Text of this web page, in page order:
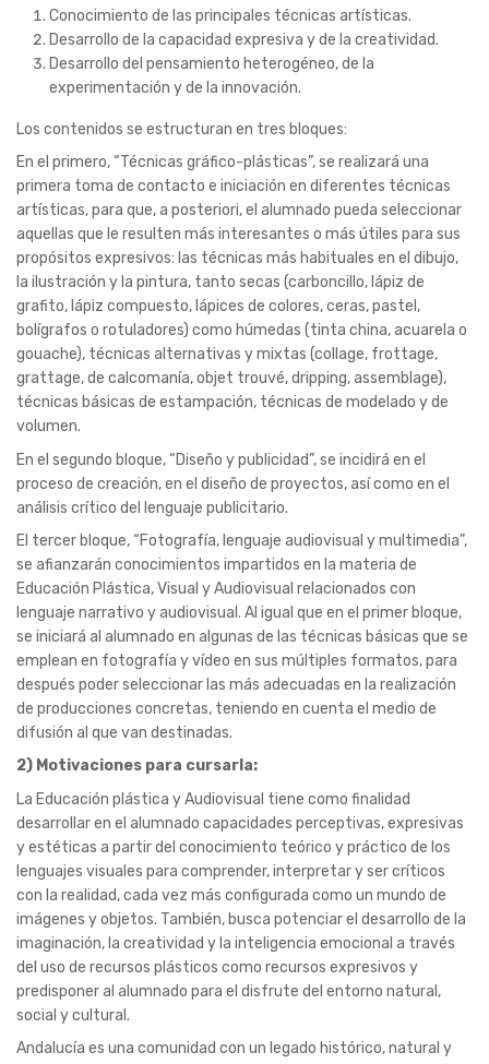
artísticas, para que, a posteriori, el alumnado pueda seleccionar
aquellas que le resulten más interesantes o más útiles para sus
propósitos expresivos: las técnicas más habituales en el dibujo,
la ilustración y la pintura, tanto secas (carboncillo, lápiz de
bolígrafos o rotuladores) como húmedas (tinta china, acuarela o
gouache), técnicas alternativas y mixtas (collage, frottage,
grattage, de calcomanía, objet trouvé, dripping, assemblage),
técnicas básicas de estampación, técnicas de modelado y de
volumen.
En el segundo bloque, “Diseño y publicidad”, se incidirá en el
proceso de creación, en el diseño de proyectos, así como en el
análisis crítico del lenguaje publicitario.
El tercer bloque, “Fotografía, lenguaje audiovisual y multimedia”,
se afianzarán conocimientos impartidos en la materia de
Educación Plástica, Visual y Audiovisual relacionados con
lenguaje narrativo y audiovisual. Al igual que en el primer bloque,
se iniciará al alumnado en algunas de las técnicas básicas que se
emplean en fotografía y vídeo en sus múltiples formatos, para
después poder seleccionar las más adecuadas en la realización
de producciones concretas, teniendo en cuenta el medio de
difusión al que van destinadas.
2) Motivaciones para cursarla:
La Educación plástica y Audiovisual tiene como finalidad
desarrollar en el alumnado capacidades perceptivas, expresivas
y estéticas a partir del conocimiento teórico y práctico de los
lenguajes visuales para comprender, interpretar y ser críticos
con la realidad, cada vez más configurada como un mundo de
imágenes y objetos. También, busca potenciar el desarrollo de la
imaginación, la creatividad y la inteligencia emocional a través
del uso de recursos plásticos como recursos expresivos y
predisponer al alumnado para el disfrute del entorno natural,
social y cultural.
Andalucía es una comunidad con un legado histórico, natural y
cultural muy amplio, puesto en valor como motor económico de
numerosas comarcas y generador de recursos y bienestar para
la población. La materia de Educación Plástica y Audiovisual
contribuye a la formación cultural y artística del alumnado
permitiéndole acceder a la comprensión, valoración y disfrute
del mundo en el que se encuentra y la participación activa y
consciente de su cultura, sociedad y familia.
3) Itinerario académico en el que se inserta: